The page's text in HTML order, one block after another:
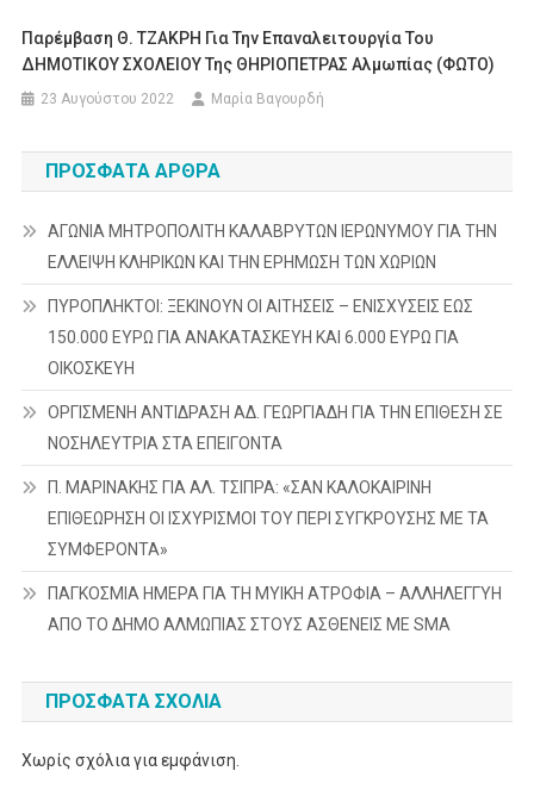
Παρέμβαση Θ. ΤΖΑΚΡΗ Για Την Επαναλειτουργία Του
ΔΗΜΟΤΙΚΟΥ ΣΧΟΛΕΙΟΥ Της ΘΗΡΙΟΠΕΤΡΑΣ Αλμωπίας (ΦΩΤΟ)
23 Αυγούστου 2022 Μαρία Βαγουρδή
ΠΡΌΣΦΑΤΑ ΆΡΘΡΑ
ΑΓΩΝΙΑ ΜΗΤΡΟΠΟΛΙΤΗ ΚΑΛΑΒΡΥΤΩΝ ΙΕΡΩΝΥΜΟΥ ΓΙΑ ΤΗΝ
ΕΛΛΕΙΨΗ ΚΛΗΡΙΚΩΝ ΚΑΙ ΤΗΝ ΕΡΗΜΩΣΗ ΤΩΝ ΧΩΡΙΩΝ
ΠΥΡΟΠΛΗΚΤΟΙ: ΞΕΚΙΝΟΥΝ ΟΙ ΑΙΤΗΣΕΙΣ – ΕΝΙΣΧΥΣΕΙΣ ΕΩΣ
150.000 ΕΥΡΩ ΓΙΑ ΑΝΑΚΑΤΑΣΚΕΥΗ ΚΑΙ 6.000 ΕΥΡΩ ΓΙΑ
ΟΙΚΟΣΚΕΥΗ
ΟΡΓΙΣΜΕΝΗ ΑΝΤΙΔΡΑΣΗ ΑΔ. ΓΕΩΡΓΙΑΔΗ ΓΙΑ ΤΗΝ ΕΠΙΘΕΣΗ ΣΕ
ΝΟΣΗΛΕΥΤΡΙΑ ΣΤΑ ΕΠΕΙΓΟΝΤΑ
Π. ΜΑΡΙΝΑΚΗΣ ΓΙΑ ΑΛ. ΤΣΙΠΡΑ: «ΣΑΝ ΚΑΛΟΚΑΙΡΙΝΗ
ΕΠΙΘΕΩΡΗΣΗ ΟΙ ΙΣΧΥΡΙΣΜΟΙ ΤΟΥ ΠΕΡΙ ΣΥΓΚΡΟΥΣΗΣ ΜΕ ΤΑ
ΣΥΜΦΕΡΟΝΤΑ»
ΠΑΓΚΟΣΜΙΑ ΗΜΕΡΑ ΓΙΑ ΤΗ ΜΥΙΚΗ ΑΤΡΟΦΙΑ – ΑΛΛΗΛΕΓΓΥΗ
ΑΠΟ ΤΟ ΔΗΜΟ ΑΛΜΩΠΙΑΣ ΣΤΟΥΣ ΑΣΘΕΝΕΙΣ ΜΕ SMA
ΠΡΌΣΦΑΤΑ ΣΧΌΛΙΑ
Χωρίς σχόλια για εμφάνιση.